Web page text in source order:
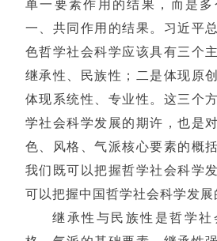
单一要素作用的结果，而是
一、共同作用的结果。习近平
色哲学社会科学应该具有三个
继承性、民族性；二是体现原
体现系统性、专业性。这三个
学社会科学发展的期许，也是
色、风格、气派核心要素的概
我们既可以把握哲学社会科学
可以把握中国哲学社会科学发展
继承性与民族性是哲学